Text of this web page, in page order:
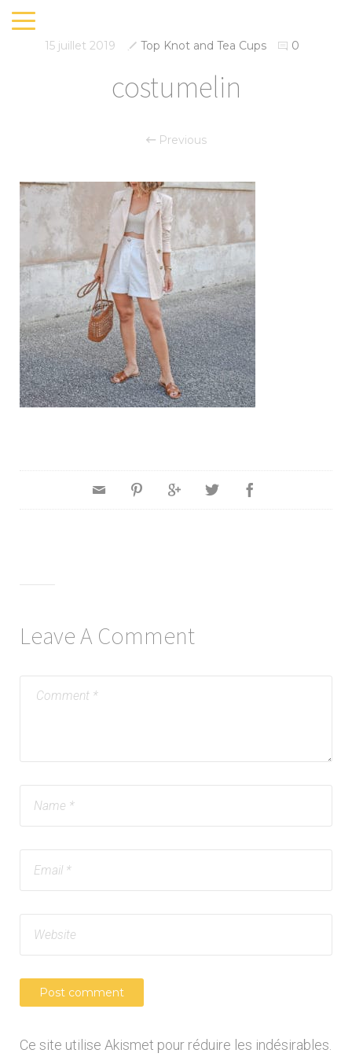
15 juillet 2019 Top Knot and Tea Cups 0
costumelin
Previous
Leave A Comment
Ce site utilise Akismet pour réduire les indésirables.